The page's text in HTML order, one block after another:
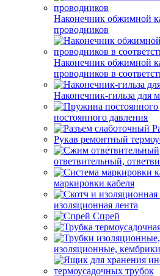
Наконечник обжимной
проводников
Наконечник обжимной
проводников в
Наконечник-гильза для
постоянного давления
Рукав ремонтный
ответвительный,
маркировки кабеля
изоляционная лента
Спрей
изоляционные, кембрики